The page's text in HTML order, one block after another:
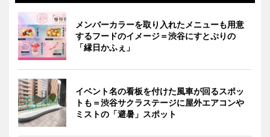
メンバーカラーを取り入れたメニューも用意
するフードのイメージ＝渋谷にすとぷりの
「縁日かふぇ」
イベント名の看板を付けた風車が回るスポッ
トも＝渋谷サクラステージに屋外エアコンや
ミストの「避暑」スポット